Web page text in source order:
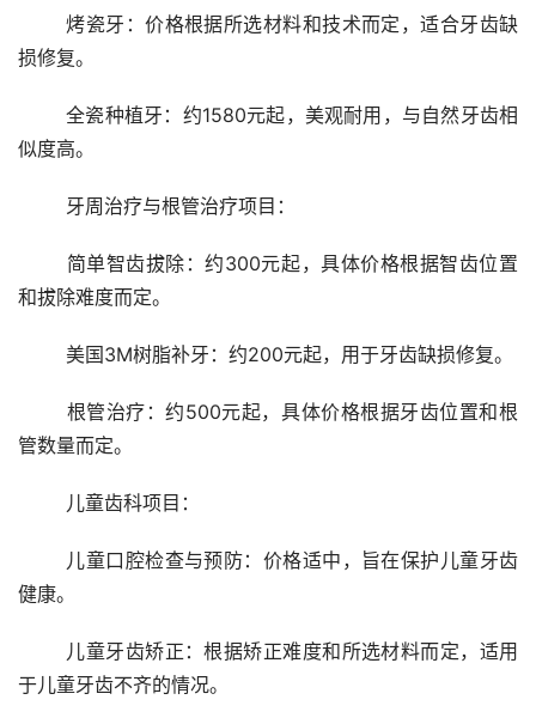
	烤瓷牙：价格根据所选材料和技术而定，适合牙齿缺
损修复。
	全瓷种植牙：约1580元起，美观耐用，与自然牙齿相
似度高。
	牙周治疗与根管治疗项目：
和拔除难度而定。
	美国3M树脂补牙：约200元起，用于牙齿缺损修复。
管数量而定。
	儿童齿科项目：
健康。
于儿童牙齿不齐的情况。